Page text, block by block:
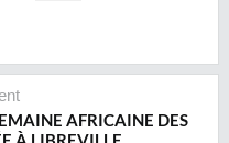
AFRICAINE DES